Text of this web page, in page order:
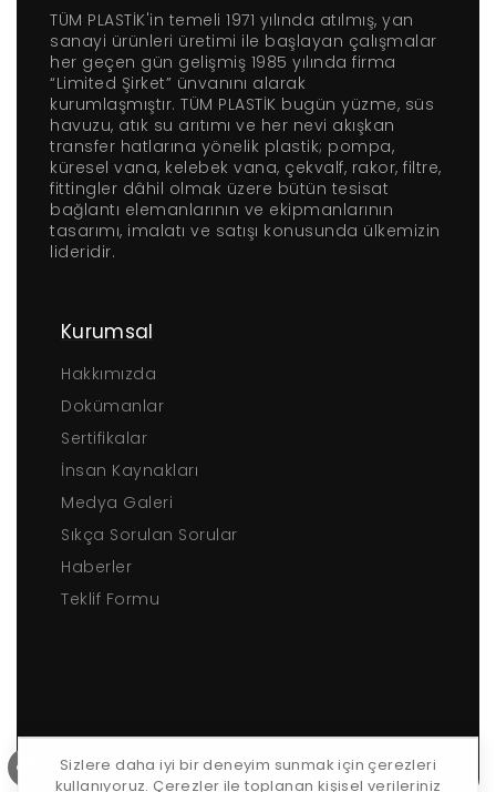
Sizlere daha iyi bir deneyim sunmak için çerezleri
kullanıyoruz. Çerezler ile toplanan kişisel verileriniz
TÜM PLASTİK'in temeli 1971 yılında atılmış, yan
sanayi ürünleri üretimi ile başlayan çalışmalar
her geçen gün gelişmiş 1985 yılında firma
“Limited Şirket” ünvanını alarak
kurumlaşmıştır. TÜM PLASTİK bugün yüzme, süs
havuzu, atık su arıtımı ve her nevi akışkan
transfer hatlarına yönelik plastik; pompa,
küresel vana, kelebek vana, çekvalf, rakor, filtre,
fittingler dâhil olmak üzere bütün tesisat
bağlantı elemanlarının ve ekipmanlarının
tasarımı, imalatı ve satışı konusunda ülkemizin
lideridir.
Kurumsal
Hakkımızda
Dokümanlar
Sertifikalar
İnsan Kaynakları
Medya Galeri
Sıkça Sorulan Sorular
Haberler
Teklif Formu